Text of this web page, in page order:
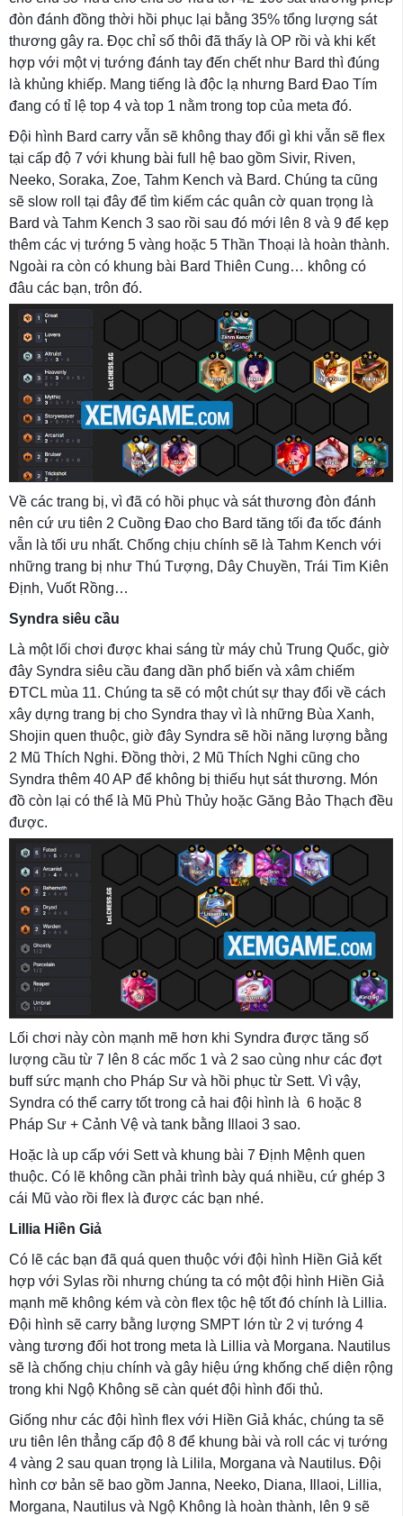
đòn đánh đồng thời hồi phục lại bằng 35% tổng lượng sát
thương gây ra. Đọc chỉ số thôi đã thấy là OP rồi và khi kết
hợp với một vị tướng đánh tay đến chết như Bard thì đúng
là khủng khiếp. Mang tiếng là độc lạ nhưng Bard Đao Tím
đang có tỉ lệ top 4 và top 1 nằm trong top của meta đó.
Đội hình Bard carry vẫn sẽ không thay đổi gì khi vẫn sẽ flex
tại cấp độ 7 với khung bài full hệ bao gồm Sivir, Riven,
Neeko, Soraka, Zoe, Tahm Kench và Bard. Chúng ta cũng
sẽ slow roll tại đây để tìm kiếm các quân cờ quan trọng là
Bard và Tahm Kench 3 sao rồi sau đó mới lên 8 và 9 để kẹp
thêm các vị tướng 5 vàng hoặc 5 Thần Thoại là hoàn thành.
Ngoài ra còn có khung bài Bard Thiên Cung… không có
đâu các bạn, trôn đó.
Về các trang bị, vì đã có hồi phục và sát thương đòn đánh
nên cứ ưu tiên 2 Cuồng Đao cho Bard tăng tối đa tốc đánh
vẫn là tối ưu nhất. Chống chịu chính sẽ là Tahm Kench với
những trang bị như Thú Tượng, Dây Chuyền, Trái Tim Kiên
Định, Vuốt Rồng…
Syndra siêu cầu
Là một lối chơi được khai sáng từ máy chủ Trung Quốc, giờ
đây Syndra siêu cầu đang dần phổ biến và xâm chiếm
ĐTCL mùa 11. Chúng ta sẽ có một chút sự thay đổi về cách
xây dựng trang bị cho Syndra thay vì là những Bùa Xanh,
Shojin quen thuộc, giờ đây Syndra sẽ hồi năng lượng bằng
2 Mũ Thích Nghi. Đồng thời, 2 Mũ Thích Nghi cũng cho
Syndra thêm 40 AP để không bị thiếu hụt sát thương. Món
đồ còn lại có thể là Mũ Phù Thủy hoặc Găng Bảo Thạch đều
được.
Lối chơi này còn mạnh mẽ hơn khi Syndra được tăng số
lượng cầu từ 7 lên 8 các mốc 1 và 2 sao cùng như các đợt
buff sức mạnh cho Pháp Sư và hồi phục từ Sett. Vì vậy,
Syndra có thể carry tốt trong cả hai đội hình là 6 hoặc 8
Pháp Sư + Cảnh Vệ và tank bằng Illaoi 3 sao.
Hoặc là up cấp với Sett và khung bài 7 Định Mệnh quen
thuộc. Có lẽ không cần phải trình bày quá nhiều, cứ ghép 3
cái Mũ vào rồi flex là được các bạn nhé.
Lillia Hiền Giả
Có lẽ các bạn đã quá quen thuộc với đội hình Hiền Giả kết
hợp với Sylas rồi nhưng chúng ta có một đội hình Hiền Giả
mạnh mẽ không kém và còn flex tộc hệ tốt đó chính là Lillia.
Đội hình sẽ carry bằng lượng SMPT lớn từ 2 vị tướng 4
vàng tương đối hot trong meta là Lillia và Morgana. Nautilus
sẽ là chống chịu chính và gây hiệu ứng khống chế diện rộng
trong khi Ngộ Không sẽ càn quét đội hình đối thủ.
Giống như các đội hình flex với Hiền Giả khác, chúng ta sẽ
ưu tiên lên thẳng cấp độ 8 để khung bài và roll các vị tướng
4 vàng 2 sau quan trọng là Lilila, Morgana và Nautilus. Đội
hình cơ bản sẽ bao gồm Janna, Neeko, Diana, Illaoi, Lillia,
Morgana, Nautilus và Ngộ Không là hoàn thành, lên 9 sẽ